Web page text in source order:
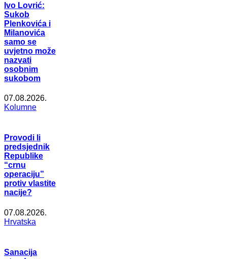
Ivo Lovrić:
Sukob
Plenkovića i
Milanovića
samo se
uvjetno može
nazvati
osobnim
sukobom
07.08.2026.
Kolumne
Provodi li
predsjednik
Republike
“crnu
operaciju”
protiv vlastite
nacije?
07.08.2026.
Hrvatska
Sanacija